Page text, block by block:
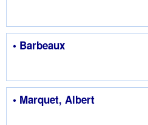
• Barbeaux
• Marquet, Albert